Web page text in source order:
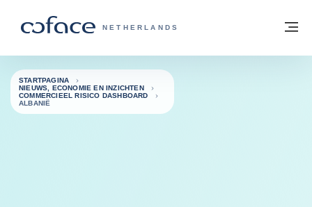
COFACE, FOR TRADE - GROEP
NETHERLANDS
Terug naar startpagina
STARTPAGINA
NIEUWS, ECONOMIE EN INZICHTEN
COMMERCIEEL RISICO DASHBOARD
ALBANIË